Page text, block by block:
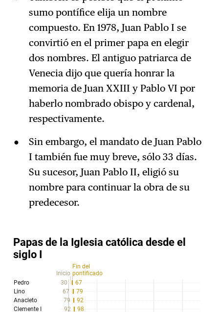
sumo pontífice elija un nombre
compuesto. En 1978, Juan Pablo I se
convirtió en el primer papa en elegir
dos nombres. El antiguo patriarca de
Venecia dijo que quería honrar la
memoria de Juan XXIII y Pablo VI por
haberlo nombrado obispo y cardenal,
respectivamente.
Sin embargo, el mandato de Juan Pablo
I también fue muy breve, sólo 33 días.
Su sucesor, Juan Pablo II, eligió su
nombre para continuar la obra de su
predecesor.